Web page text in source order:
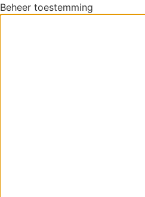
Beheer toestemming